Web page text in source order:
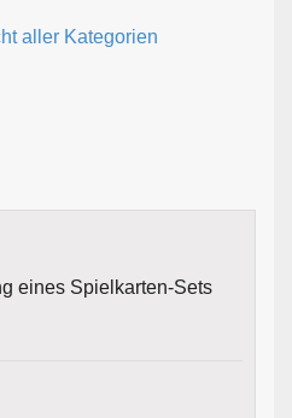
aller Kategorien
eines Spielkarten-Sets